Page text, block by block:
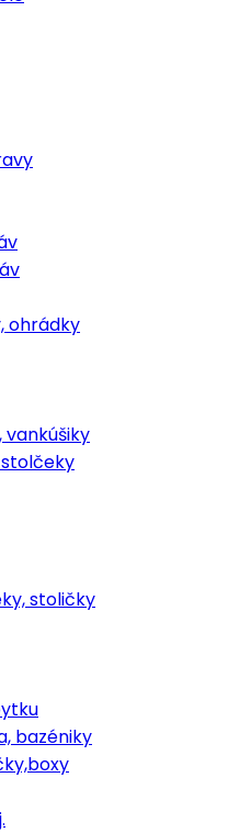
ohrádky
vankúšiky
stoličky
bazéniky